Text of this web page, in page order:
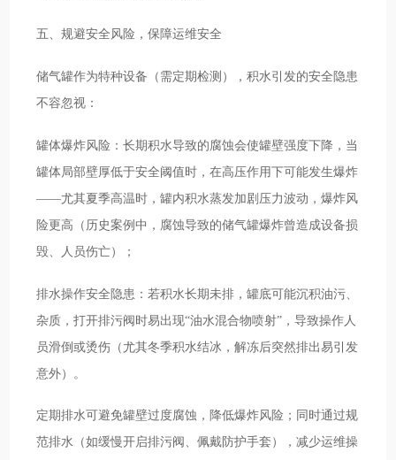
五、规避安全风险，保障运维安全
储气罐作为特种设备（需定期检测），积水引发的安全隐患
不容忽视：
罐体爆炸风险：长期积水导致的腐蚀会使罐壁强度下降，当
罐体局部壁厚低于安全阈值时，在高压作用下可能发生爆炸
——尤其夏季高温时，罐内积水蒸发加剧压力波动，爆炸风
险更高（历史案例中，腐蚀导致的储气罐爆炸曾造成设备损
毁、人员伤亡）；
排水操作安全隐患：若积水长期未排，罐底可能沉积油污、
杂质，打开排污阀时易出现“油水混合物喷射”，导致操作人
员滑倒或烫伤（尤其冬季积水结冰，解冻后突然排出易引发
意外）。
定期排水可避免罐壁过度腐蚀，降低爆炸风险；同时通过规
范排水（如缓慢开启排污阀、佩戴防护手套），减少运维操